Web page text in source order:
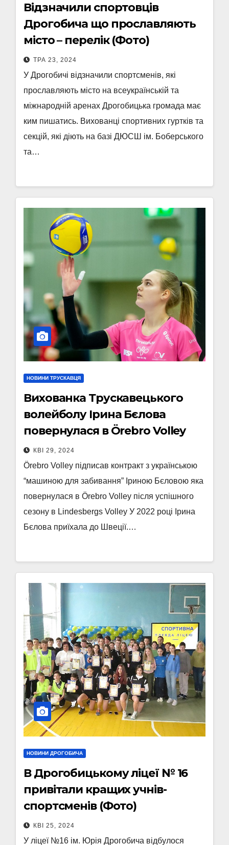
Відзначили спортовців
Дрогобича що прославляють
місто – перелік (Фото)
ТРА 23, 2024
У Дрогобичі відзначили спортсменів, які
прославляють місто на всеукраїнській та
міжнародній аренах Дрогобицька громада має
ким пишатись. Вихованці спортивних гуртків та
секцій, які діють на базі ДЮСШ ім. Боберського
та…
НОВИНИ ТРУСКАВЦЯ
Вихованка Трускавецького
волейболу Ірина Бєлова
повернулася в Örebro Volley
КВІ 29, 2024
Örebro Volley підписав контракт з українською
“машиною для забивання” Іриною Бєловою яка
повернулася в Örebro Volley після успішного
сезону в Lindesbergs Volley У 2022 році Ірина
Бєлова приїхала до Швеції.…
НОВИНИ ДРОГОБИЧА
В Дрогобицькому ліцеї № 16
привітали кращих учнів-
спортсменів (Фото)
КВІ 25, 2024
У ліцеї №16 ім. Юрія Дрогобича відбулося